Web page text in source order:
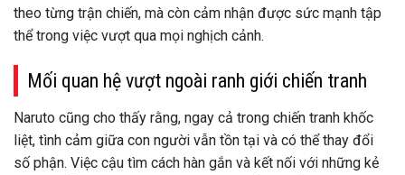
theo từng trận chiến, mà còn cảm nhận được sức mạnh tập
thể trong việc vượt qua mọi nghịch cảnh.
Mối quan hệ vượt ngoài ranh giới chiến tranh
Naruto cũng cho thấy rằng, ngay cả trong chiến tranh khốc
liệt, tình cảm giữa con người vẫn tồn tại và có thể thay đổi
số phận. Việc cậu tìm cách hàn gắn và kết nối với những kẻ